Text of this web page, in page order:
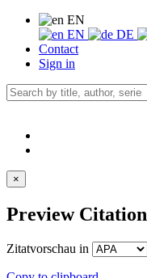
EN
EN
DE
Contact
Sign in
×
Preview Citation
Zitatvorschau in